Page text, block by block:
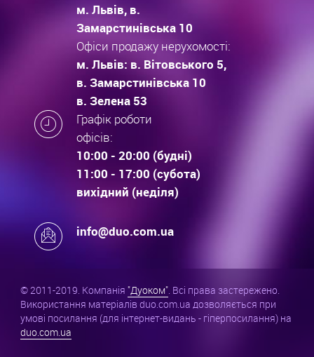
м. Львів, в.
Замарстинівська 10
Офіси продажу нерухомості:
м. Львів: в. Вітовського 5,
в. Замарстинівська 10
в. Зелена 53
Графік роботи
офісів:
10:00 - 20:00 (будні)
11:00 - 17:00 (субота)
вихідний (неділя)
info@duo.com.ua
© 2011-2019. Компанія "Дуоком". Всі права застережено.
Використання матеріалів duo.com.ua дозволяється при
умові посилання (для інтернет-видань - гіперпосилання) на
duo.com.ua